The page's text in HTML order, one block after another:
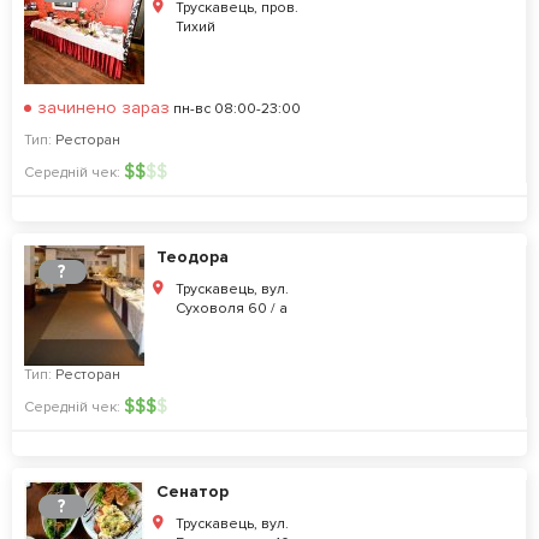
Трускавець, пров.
Тихий
зачинено зараз пн-вс 08:00-23:00
Тип: Ресторан
Середній чек: $$$$
?
Теодора
Трускавець, вул.
Суховоля 60 / а
Тип: Ресторан
Середній чек: $$$$
?
Сенатор
Трускавець, вул.